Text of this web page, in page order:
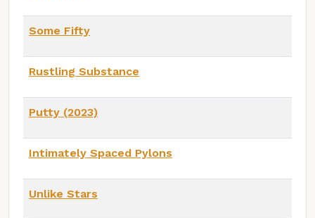
Some Fifty
Rustling Substance
Putty (2023)
Intimately Spaced Pylons
Unlike Stars